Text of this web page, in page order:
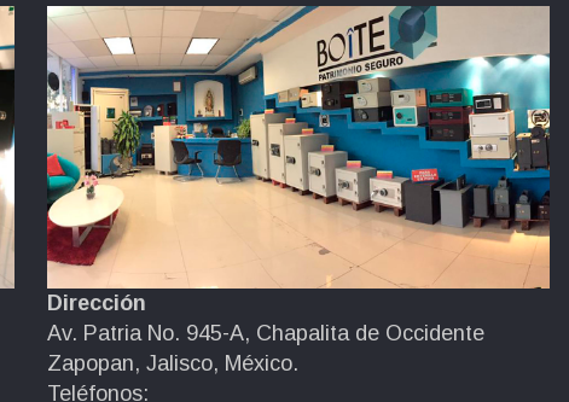
Dirección
Av. Patria No. 945-A, Chapalita de Occidente
Zapopan, Jalisco, México.
Teléfonos: